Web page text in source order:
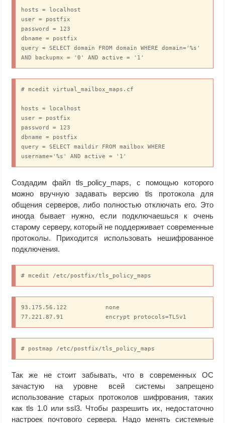
permit_sasl_authenticated,
reject_non_fqdn_helo_hostname,
reject_invalid_helo_hostname
smtpd_data_restrictions = permit_mynetworks,
permit_sasl_authenticated,
reject_unauth_pipelining,
reject_multi_recipient_bounce,
permit_sasl_authenticated,
reject_non_fqdn_sender,
reject_unknown_sender_domain
smtpd_recipient_restrictions = permit_mynetworks,
permit_sasl_authenticated,
reject_multi_recipient_bounce,
reject_unauth_destination,
smtp_tls_security_level = may
smtp_tls_loglevel = 1
smtpd_tls_security_level = may
smtpd_tls_loglevel = 1
smtpd_tls_received_header = yes
btree:$data_directory/smtp_tls_session_cache
smtpd_tls_cert_file = /etc/postfix/certs/cert.pem
tls_random_source = dev:/dev/urandom
smtpd_tls_mandatory_ciphers = low
smtpd_tls_ciphers = low
smtpd_tls_mandatory_protocols = !SSLv2,!SSLv3
smtp_tls_mandatory_protocols  = !SSLv2,!SSLv3
smtp_tls_protocols = !SSLv2,!SSLv3
smtp_tls_policy_maps =
hash:/etc/postfix/tls_policy_maps
# фиксировать в логе имена серверов, выдающих
сообщение STARTTLS, поддержка TLS для которых не
hosts = localhost
user = postfix
password = 123
dbname = postfix
query = SELECT domain FROM domain WHERE domain='%s'
AND backupmx = '0' AND active = '1'
# mcedit virtual_mailbox_maps.cf
hosts = localhost
user = postfix
password = 123
dbname = postfix
query = SELECT maildir FROM mailbox WHERE
username='%s' AND active = '1'
Создадим файл tls_policy_maps, с помощью которого
можно вручную задавать версию tls протокола для
общения серверов, либо полностью отключать его. Это
иногда бывает нужно, если подключаешься к очень
старому серверу, который не поддерживает современные
протоколы. Приходится использовать нешифрованное
подключения.
# mcedit /etc/postfix/tls_policy_maps
93.175.56.122		none
77.221.87.91		encrypt protocols=TLSv1
# postmap /etc/postfix/tls_policy_maps
Так же не стоит забывать, что в современных ОС
зачастую на уровне всей системы запрещено
использование старых протоколов шифрования, таких
как tls 1.0 или ssl3. Чтобы разрешить их, недостаточно
настроек почтового сервера. Надо менять системные